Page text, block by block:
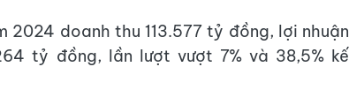
2024 doanh thu 113.577 tỷ đồng, lợi nhuận
tỷ đồng, lần lượt vượt 7% và 38,5% kế